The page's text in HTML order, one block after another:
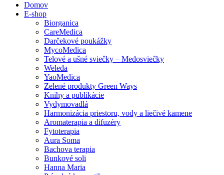
Domov
E-shop
Biorganica
CareMedica
Darčekové poukážky
MycoMedica
Telové a ušné sviečky – Medosviečky
Weleda
YaoMedica
Zelené produkty Green Ways
Knihy a publikácie
Vydymovadlá
Harmonizácia priestoru, vody a liečivé kamene
Aromaterapia a difuzéry
Fytoterapia
Aura Soma
Bachova terapia
Bunkové soli
Hanna Maria